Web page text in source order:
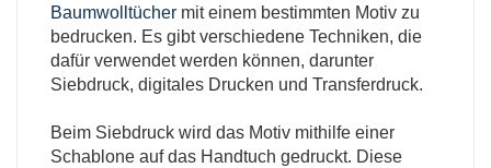
Baumwolltücher mit einem bestimmten Motiv zu
bedrucken. Es gibt verschiedene Techniken, die
dafür verwendet werden können, darunter
Siebdruck, digitales Drucken und Transferdruck.
Beim Siebdruck wird das Motiv mithilfe einer
Schablone auf das Handtuch gedruckt. Diese